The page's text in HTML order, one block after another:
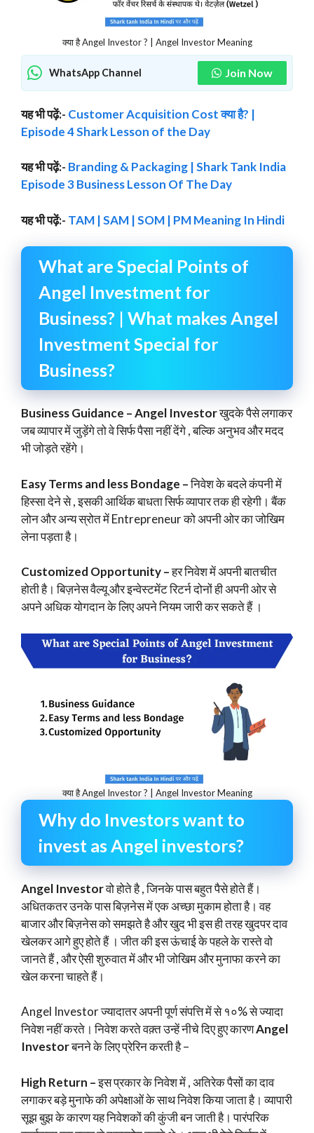
क्या है Angel Investor ? | Angel Investor Meaning
WhatsApp Channel Join Now
यह भी पढ़ें:- Customer Acquisition Cost क्या है? |
Episode 4 Shark Lesson of the Day
यह भी पढ़ें:- Branding & Packaging | Shark Tank India
Episode 3 Business Lesson Of The Day
यह भी पढ़ें:- TAM | SAM | SOM | PM Meaning In Hindi
What are Special Points of
Angel Investment for
Business? | What makes Angel
Investment Special for
Business?
Business Guidance – Angel Investorखुदके पैसे लगाकर
जब व्यापार में जुड़ेंगे तो वे सिर्फ पैसा नहीं देंगे , बल्कि अनुभव और मदद
भी जोड़ते रहेंगे।
Easy Terms and less Bondage –निवेश के बदले कंपनी में
हिस्सा देने से , इसकी आर्थिक बाधता सिर्फ व्यापार तक ही रहेगी। बैंक
लोन और अन्य स्रोत में Entrepreneur को अपनी ओर का जोखिम
लेना पड़ता है।
Customized Opportunity –हर निवेश में अपनी बातचीत
होती है। बिज़नेस वैल्यू और इन्वेस्टमेंट रिटर्न दोनों ही अपनी ओर से
अपने अधिक योगदान के लिए अपने नियम जारी कर सकते हैं ।
क्या है Angel Investor ? | Angel Investor Meaning
Why do Investors want to
invest as Angel investors?
Angel Investorवो होते है , जिनके पास बहुत पैसे होते हैं।
अधितकतर उनके पास बिज़नेस में एक अच्छा मुकाम होता है। वह
बाजार और बिज़नेस को समझते है और खुद भी इस ही तरह खुदपर दाव
खेलकर आगे हुए होते हैं । जीत की इस ऊंचाई के पहले के रास्ते वो
जानते हैं , और ऐसी शुरुवात में और भी जोखिम और मुनाफा करने का
खेल करना चाहते हैं।
Angel Investor ज्यादातर अपनी पूर्ण संपत्ति में से १०% से ज्यादा
निवेश नहीं करते। निवेश करते वक़्त उन्हें नीचे दिए हुए कारणAngel
Investorबनने के लिए प्रेरिन करती है –
High Return –इस प्रकार के निवेश में , अतिरेक पैसों का दाव
लगाकर बड़े मुनाफे की अपेक्षाओं के साथ निवेश किया जाता है। व्यापारी
सूझ बुझ के कारण यह निवेशकों की कुंजी बन जाती है। पारंपरिक